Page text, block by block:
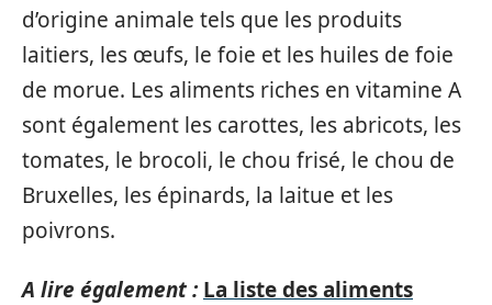
d’origine animale tels que les produits
laitiers, les œufs, le foie et les huiles de foie
de morue. Les aliments riches en vitamine A
sont également les carottes, les abricots, les
tomates, le brocoli, le chou frisé, le chou de
Bruxelles, les épinards, la laitue et les
poivrons.
A lire également : La liste des aliments